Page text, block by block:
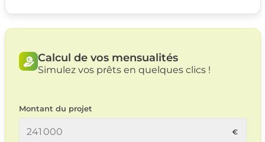
Calcul de vos mensualités
Simulez vos prêts en quelques clics !
Montant du projet